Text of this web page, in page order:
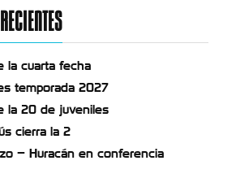
la cuarta fecha
temporada 2027
la 20 de juveniles
cierra la 2
– Huracán en conferencia